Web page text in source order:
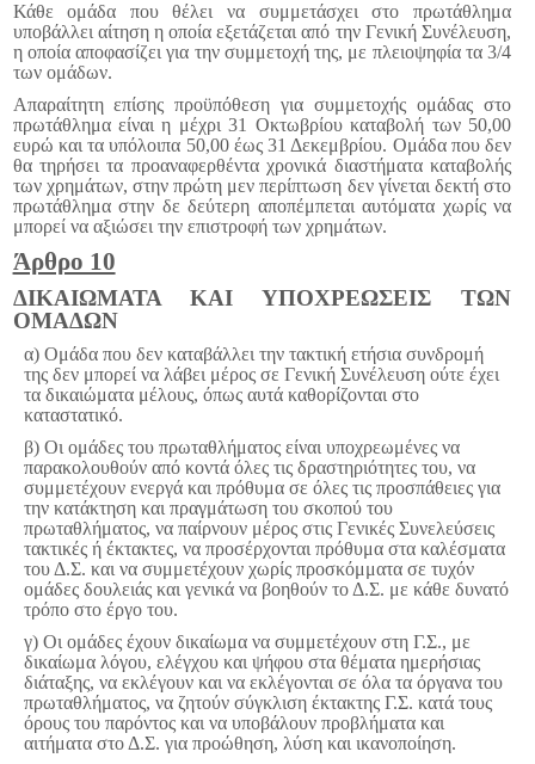
Κάθε ομάδα που θέλει να συμμετάσχει στο πρωτάθλημα
υποβάλλει αίτηση η οποία εξετάζεται από την Γενική Συνέλευση,
η οποία αποφασίζει για την συμμετοχή της, με πλειοψηφία τα 3/4
των ομάδων.
Απαραίτητη επίσης προϋπόθεση για συμμετοχής ομάδας στο
πρωτάθλημα είναι η μέχρι 31 Οκτωβρίου καταβολή των 50,00
ευρώ και τα υπόλοιπα 50,00 έως 31 Δεκεμβρίου. Ομάδα που δεν
θα τηρήσει τα προαναφερθέντα χρονικά διαστήματα καταβολής
των χρημάτων, στην πρώτη μεν περίπτωση δεν γίνεται δεκτή στο
πρωτάθλημα στην δε δεύτερη αποπέμπεται αυτόματα χωρίς να
μπορεί να αξιώσει την επιστροφή των χρημάτων.
Άρθρο 10
ΔΙΚΑΙΩΜΑΤΑ ΚΑΙ ΥΠΟΧΡΕΩΣΕΙΣ ΤΩΝ
ΟΜΑΔΩΝ
α) Ομάδα που δεν καταβάλλει την τακτική ετήσια συνδρομή
της δεν μπορεί να λάβει μέρος σε Γενική Συνέλευση ούτε έχει
τα δικαιώματα μέλους, όπως αυτά καθορίζονται στο
καταστατικό.
β) Οι ομάδες του πρωταθλήματος είναι υποχρεωμένες να
παρακολουθούν από κοντά όλες τις δραστηριότητες του, να
συμμετέχουν ενεργά και πρόθυμα σε όλες τις προσπάθειες για
την κατάκτηση και πραγμάτωση του σκοπού του
πρωταθλήματος, να παίρνουν μέρος στις Γενικές Συνελεύσεις
τακτικές ή έκτακτες, να προσέρχονται πρόθυμα στα καλέσματα
του Δ.Σ. και να συμμετέχουν χωρίς προσκόμματα σε τυχόν
ομάδες δουλειάς και γενικά να βοηθούν το Δ.Σ. με κάθε δυνατό
τρόπο στο έργο του.
γ) Οι ομάδες έχουν δικαίωμα να συμμετέχουν στη Γ.Σ., με
δικαίωμα λόγου, ελέγχου και ψήφου στα θέματα ημερήσιας
διάταξης, να εκλέγουν και να εκλέγονται σε όλα τα όργανα του
πρωταθλήματος, να ζητούν σύγκλιση έκτακτης Γ.Σ. κατά τους
όρους του παρόντος και να υποβάλουν προβλήματα και
αιτήματα στο Δ.Σ. για προώθηση, λύση και ικανοποίηση.